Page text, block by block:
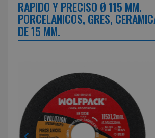
RAPIDO Y PRECISO Ø 115 MM.
PORCELANICOS, GRES,
DE 15 MM.